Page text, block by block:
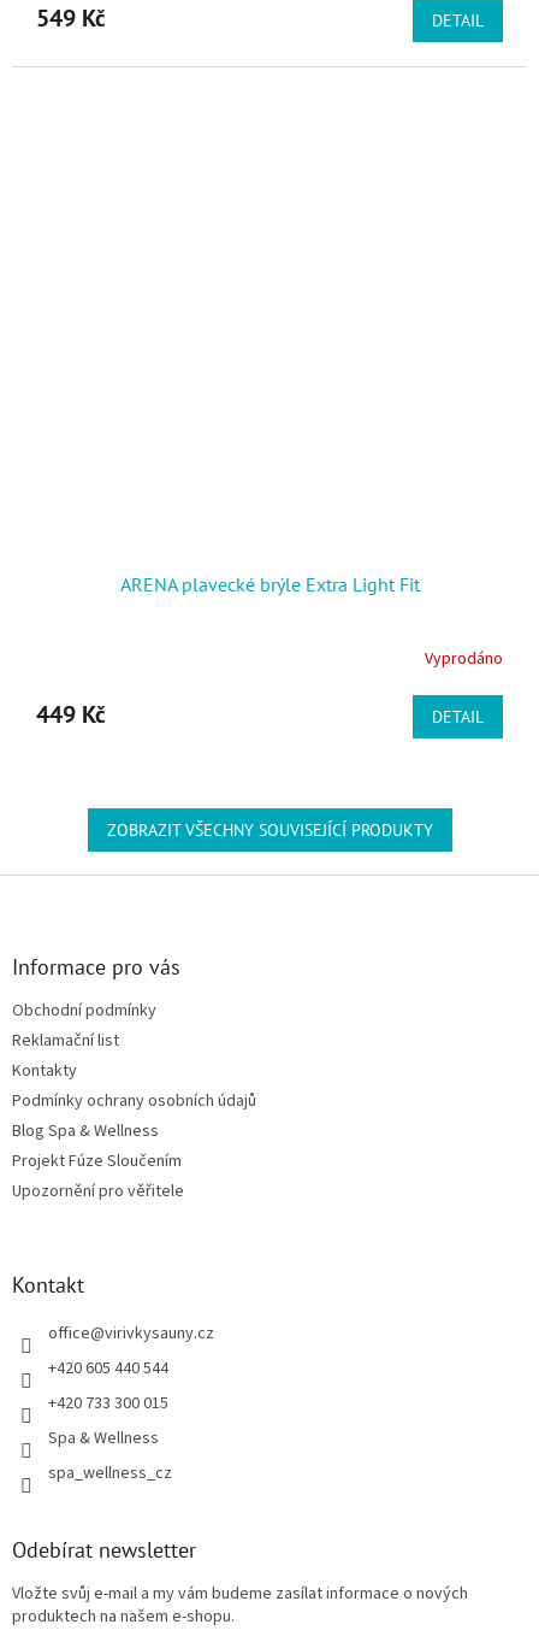
549 Kč DETAIL
ARENA plavecké brýle Extra Light Fit
Vyprodáno
449 Kč DETAIL
ZOBRAZIT VŠECHNY SOUVISEJÍCÍ PRODUKTY
Zápatí
Informace pro vás
Obchodní podmínky
Reklamační list
Kontakty
Podmínky ochrany osobních údajů
Blog Spa & Wellness
Projekt Fúze Sloučením
Upozornění pro věřitele
Kontakt
office@virivkysauny.cz
+420 605 440 544
+420 733 300 015
Spa & Wellness
spa_wellness_cz
Odebírat newsletter
Vložte svůj e-mail a my vám budeme zasílat informace o nových
produktech na našem e-shopu.